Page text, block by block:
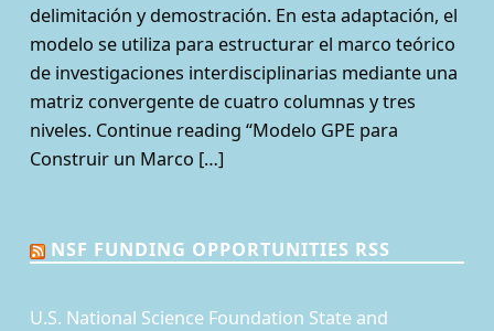
delimitación y demostración. En esta adaptación, el
modelo se utiliza para estructurar el marco teórico
de investigaciones interdisciplinarias mediante una
matriz convergente de cuatro columnas y tres
niveles. Continue reading “Modelo GPE para
Construir un Marco […]
NSF FUNDING OPPORTUNITIES RSS
U.S. National Science Foundation State and